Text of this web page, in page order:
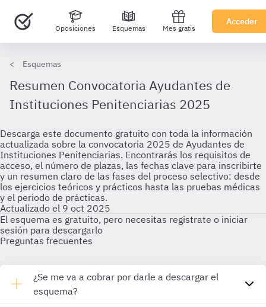
Oposiciones Esquemas Mes gratis
Acceder
Esquemas
Resumen Convocatoria Ayudantes de
Instituciones Penitenciarias 2025
Descarga este documento gratuito con toda la información
actualizada sobre la convocatoria 2025 de Ayudantes de
Instituciones Penitenciarias. Encontrarás los requisitos de
acceso, el número de plazas, las fechas clave para inscribirte
y un resumen claro de las fases del proceso selectivo: desde
los ejercicios teóricos y prácticos hasta las pruebas médicas
y el periodo de prácticas.
Actualizado el 9 oct 2025
El esquema es gratuito, pero necesitas registrate o iniciar
sesión para descargarlo
Preguntas frecuentes
¿Se me va a cobrar por darle a descargar el
esquema?